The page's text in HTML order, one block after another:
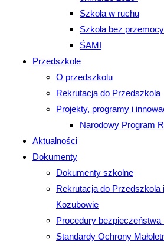
Szkoła w ruchu
Szkoła bez przemocy
ŚAMI
Przedszkole
O przedszkolu
Rekrutacja do Przedszkola
Projekty, programy i
Narodowy Program
Aktualności
Dokumenty
Dokumenty szkolne
Rekrutacja do Przedszkola
Kozubowie
Procedury bezpieczeństwa
Standardy Ochrony